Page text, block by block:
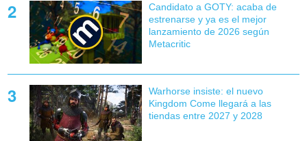
Candidato a GOTY: acaba de
estrenarse y ya es el mejor
lanzamiento de 2026 según
Metacritic
Warhorse insiste: el nuevo
Kingdom Come llegará a las
tiendas entre 2027 y 2028